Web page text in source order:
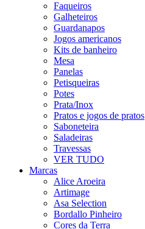
Faqueiros
Galheteiros
Guardanapos
Jogos americanos
Kits de banheiro
Mesa
Panelas
Petisqueiras
Potes
Prata/Inox
Pratos e jogos de pratos
Saboneteira
Saladeiras
Travessas
VER TUDO
Marcas
Alice Aroeira
Artimage
Asa Selection
Bordallo Pinheiro
Cores da Terra